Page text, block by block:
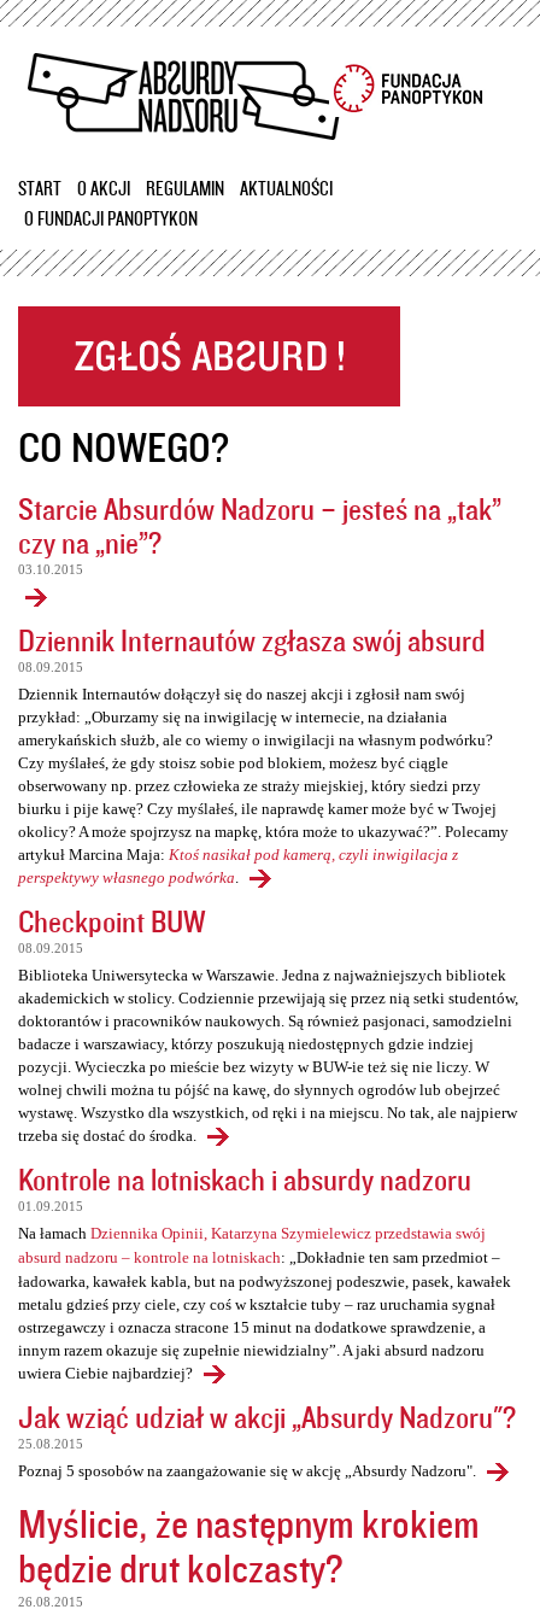
Przejdź
treści
START O AKCJI REGULAMIN
AKTUALNOŚCI
O FUNDACJI PANOPTYKON
CO NOWEGO?
Starcie Absurdów Nadzoru – jesteś na „tak”
czy na „nie”?
03.10.2015
Dziennik Internautów zgłasza swój absurd
08.09.2015
Dziennik Internautów dołączył się do naszej akcji i zgłosił nam swój
przykład: „Oburzamy się na inwigilację w internecie, na działania
amerykańskich służb, ale co wiemy o inwigilacji na własnym podwórku?
Czy myślałeś, że gdy stoisz sobie pod blokiem, możesz być ciągle
obserwowany np. przez człowieka ze straży miejskiej, który siedzi przy
biurku i pije kawę? Czy myślałeś, ile naprawdę kamer może być w Twojej
okolicy? A może spojrzysz na mapkę, która może to ukazywać?”. Polecamy
artykuł Marcina Maja: Ktoś nasikał pod kamerą, czyli inwigilacja z
perspektywy własnego podwórka
Checkpoint BUW
08.09.2015
Biblioteka Uniwersytecka w Warszawie. Jedna z najważniejszych bibliotek
akademickich w stolicy. Codziennie przewijają się przez nią setki studentów,
doktorantów i pracowników naukowych. Są również pasjonaci, samodzielni
badacze i warszawiacy, którzy poszukują niedostępnych gdzie indziej
pozycji. Wycieczka po mieście bez wizyty w BUW-ie też się nie liczy. W
wolnej chwili można tu pójść na kawę, do słynnych ogrodów lub obejrzeć
wystawę. Wszystko dla wszystkich, od ręki i na miejscu. No tak, ale najpierw
trzeba się dostać do środka.
Kontrole na lotniskach i absurdy nadzoru
01.09.2015
Na łamach Dziennika Opinii, Katarzyna Szymielewicz przedstawia swój
absurd nadzoru – kontrole na lotniskach: „Dokładnie ten sam przedmiot –
ładowarka, kawałek kabla, but na podwyższonej podeszwie, pasek, kawałek
metalu gdzieś przy ciele, czy coś w kształcie tuby – raz uruchamia sygnał
ostrzegawczy i oznacza stracone 15 minut na dodatkowe sprawdzenie, a
innym razem okazuje się zupełnie niewidzialny”. A jaki absurd nadzoru
uwiera Ciebie najbardziej?
Jak wziąć udział w akcji „Absurdy Nadzoru"?
25.08.2015
Poznaj 5 sposobów na zaangażowanie się w akcję „Absurdy Nadzoru".
Myślicie, że następnym krokiem
będzie drut kolczasty?
26.08.2015